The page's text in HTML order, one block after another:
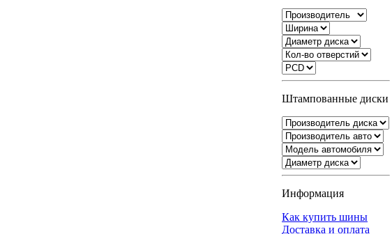
Штампованные диски
Информация
Как купить шины
Доставка и оплата